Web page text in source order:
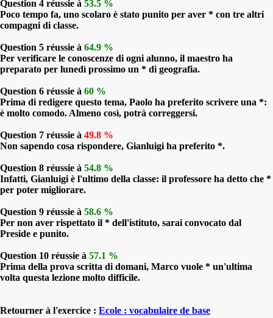
Question 4 réussie à 53.5 %
Poco tempo fa, uno scolaro è stato punito per aver * con tre altri
compagni di classe.
Question 5 réussie à 64.9 %
Per verificare le conoscenze di ogni alunno, il maestro ha
preparato per lunedì prossimo un * di geografia.
Question 6 réussie à 60 %
Prima di redigere questo tema, Paolo ha preferito scrivere una *:
è molto comodo. Almeno così, potrà correggersi.
Question 7 réussie à 49.8 %
Non sapendo cosa rispondere, Gianluigi ha preferito *.
Question 8 réussie à 54.8 %
Infatti, Gianluigi è l'ultimo della classe: il professore ha detto che *
per poter migliorare.
Question 9 réussie à 58.6 %
Per non aver rispettato il * dell'istituto, sarai convocato dal
Preside e punito.
Question 10 réussie à 57.1 %
Prima della prova scritta di domani, Marco vuole * un'ultima
volta questa lezione molto difficile.
Retourner à l'exercice : Ecole : vocabulaire de base